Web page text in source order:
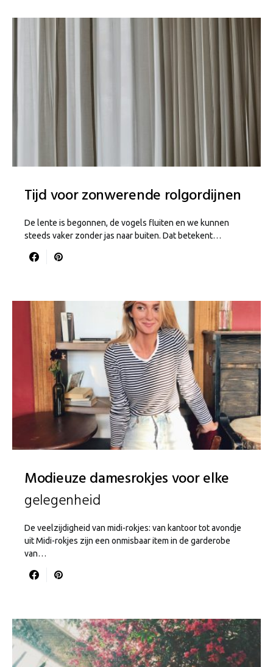
Tijd voor zonwerende rolgordijnen
De lente is begonnen, de vogels fluiten en we kunnen
steeds vaker zonder jas naar buiten. Dat betekent…
Modieuze damesrokjes voor elke
gelegenheid
De veelzijdigheid van midi-rokjes: van kantoor tot avondje
uit Midi-rokjes zijn een onmisbaar item in de garderobe
van…